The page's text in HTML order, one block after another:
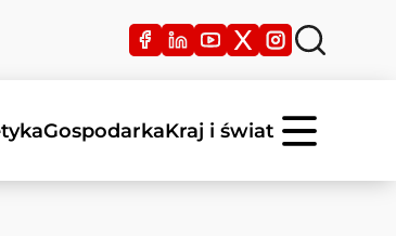
GospodarkaKraj i świat